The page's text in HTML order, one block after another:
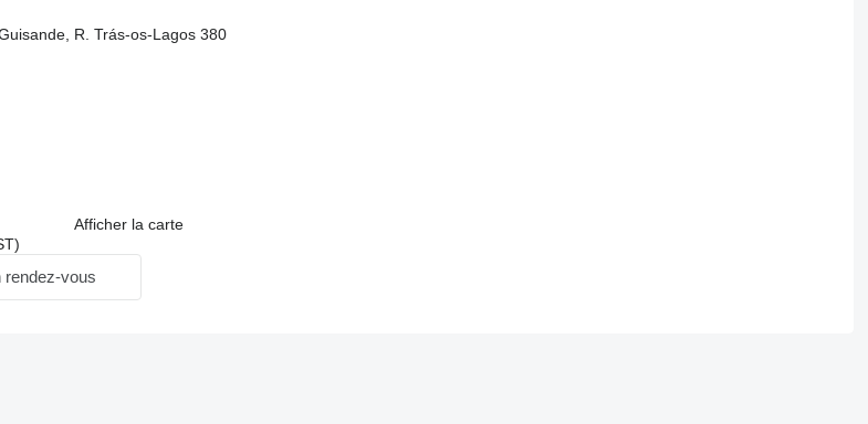
R. Trás-os-Lagos 380
Afficher la carte
rendez-vous